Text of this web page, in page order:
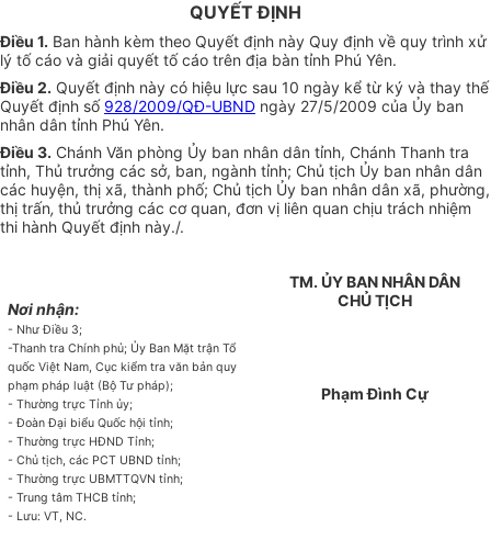
QUYẾT ĐỊNH
Điều 1. Ban hành kèm theo Quyết định này Quy định về quy trình xử
lý tố cáo và giải quyết tố cáo trên địa bàn tỉnh Phú Yên.
Điều 2. Quyết định này có hiệu lực sau 10 ngày kể từ ký và thay thế
Quyết định số 928/2009/QĐ-UBND ngày 27/5/2009 của Ủy ban
nhân dân tỉnh Phú Yên.
Điều 3. Chánh Văn phòng Ủy ban nhân dân tỉnh, Chánh Thanh tra
tỉnh, Thủ trưởng các sở, ban, ngành tỉnh; Chủ tịch Ủy ban nhân dân
các huyện, thị xã, thành phố; Chủ tịch Ủy ban nhân dân xã, phường,
thị trấn, thủ trưởng các cơ quan, đơn vị liên quan chịu trách nhiệm
thi hành Quyết định này./.
Nơi nhận:
- Như Điều 3;
-Thanh tra Chính phủ; Ủy Ban Mặt trận Tổ
quốc Việt Nam, Cục kiểm tra văn bản quy
phạm pháp luật (Bộ Tư pháp);
- Thường trực Tỉnh ủy;
- Đoàn Đại biểu Quốc hội tỉnh;
- Thường trực HĐND Tỉnh;
- Chủ tịch, các PCT UBND tỉnh;
- Thường trực UBMTTQVN tỉnh;
- Trung tâm THCB tỉnh;
- Lưu: VT, NC.
TM. ỦY BAN NHÂN DÂN
CHỦ TỊCH
Phạm Đình Cự